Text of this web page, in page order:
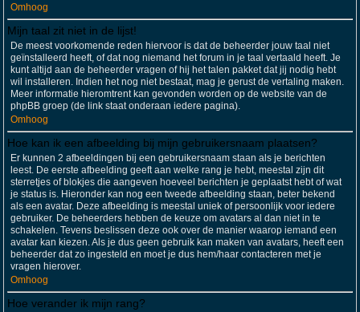
Omhoog
Mijn taal zit niet in de lijst!
De meest voorkomende reden hiervoor is dat de beheerder jouw taal niet
geïnstalleerd heeft, of dat nog niemand het forum in je taal vertaald heeft. Je
kunt altijd aan de beheerder vragen of hij het talen pakket dat jij nodig hebt
wil installeren. Indien het nog niet bestaat, mag je gerust de vertaling maken.
Meer informatie hieromtrent kan gevonden worden op de website van de
phpBB groep (de link staat onderaan iedere pagina).
Omhoog
Hoe kan ik een afbeelding bij mijn gebruikersnaam plaatsen?
Er kunnen 2 afbeeldingen bij een gebruikersnaam staan als je berichten
leest. De eerste afbeelding geeft aan welke rang je hebt, meestal zijn dit
sterretjes of blokjes die aangeven hoeveel berichten je geplaatst hebt of wat
je status is. Hieronder kan nog een tweede afbeelding staan, beter bekend
als een avatar. Deze afbeelding is meestal uniek of persoonlijk voor iedere
gebruiker. De beheerders hebben de keuze om avatars al dan niet in te
schakelen. Tevens beslissen deze ook over de manier waarop iemand een
avatar kan kiezen. Als je dus geen gebruik kan maken van avatars, heeft een
beheerder dat zo ingesteld en moet je dus hem/haar contacteren met je
vragen hierover.
Omhoog
Hoe verander ik mijn rang?